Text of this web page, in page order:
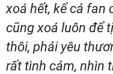
xoá hết, kể cả fan
cũng xoá luôn để
thôi, phải yêu
rất tình cảm, nhìn